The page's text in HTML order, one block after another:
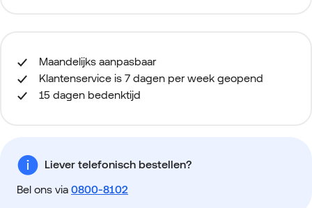
Maandelijks aanpasbaar
Klantenservice is 7 dagen per week geopend
15 dagen bedenktijd
Liever telefonisch bestellen?
Bel ons via 0800-8102